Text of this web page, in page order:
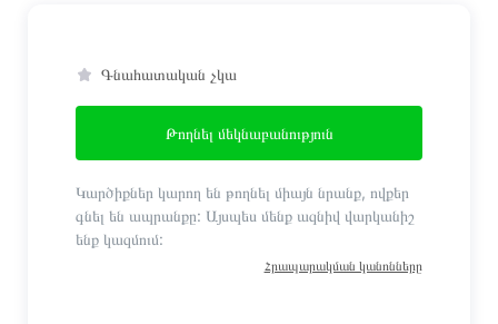
Գնահատական չկա
Թողնել մեկնաբանություն
Կարծիքներ կարող են թողնել միայն նրանք, ովքեր
գնել են ապրանքը: Այսպես մենք ազնիվ վարկանիշ
ենք կազմում:
Հրապարակման կանոնները